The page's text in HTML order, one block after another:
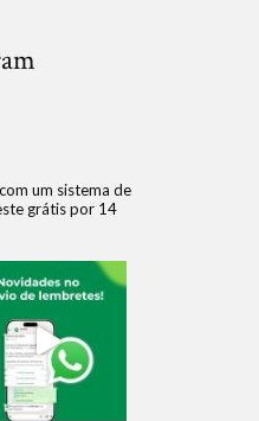
um sistema de
grátis por 14